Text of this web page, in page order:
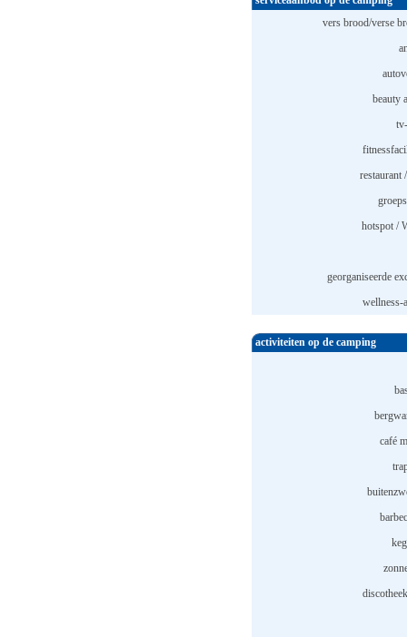
vers brood/verse
beauty
restaurant
hotspot /
georganiseerde
wellness-
activiteiten op de camping
café